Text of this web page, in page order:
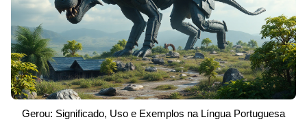
Gerou: Significado, Uso e Exemplos na Língua Portuguesa